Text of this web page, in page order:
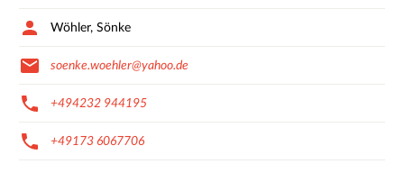
Wöhler, Sönke
soenke.woehler@yahoo.de
+494232 944195
+49173 6067706